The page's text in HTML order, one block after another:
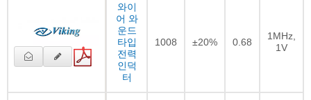
와이
어 와
운드
타입
전력
인덕
터
1008 ±20% 0.68
1MHz,
1V